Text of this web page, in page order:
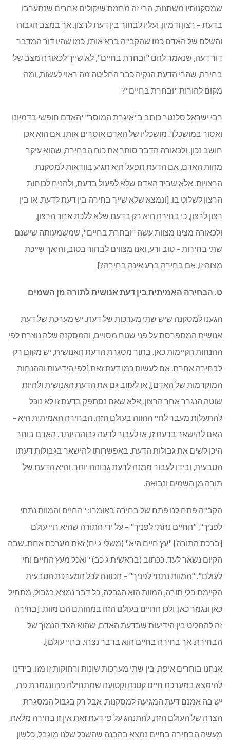
שמסקנותיו משתנות, הרי זה מחמת שיקולים אחרים שנתערבו
בדעת – רצון ודמיון. ועליו לבחור בין דעת לרצון. אך במצב הגבוה
והשלם של האדם כמו שהקב"ה ברא אותו, כמו שהיו דור המדבר
דור דעה, שנאמר להם "ובחרת בחיים", לא שייך לכאורה מצב של
בחירה, שהרי הדעת הנקיה כבר החליטה מה ראוי לעשות, ומה
מקום להורות "ובחרת בחיים"?
רבי ישראל סלנטר כותב ב"איגרת המוסר" 'האדם חופשי בדמיונו
ואסור במושכלו'. מושכליו של האדם אוסרים אותו, אם הוא אכן
חושב נכון, ולכאורה הדבר סותר את כוח הבחירה, שהוא עיקר
מהות האדם, אם הדעת תפעל היא תגיע בוודאות למסקנת
הרצויות, אלא שביד האדם שלא לפעול בדעת, ולהניח לכוחות
הרצון לשלוט בו. [ונמצא שלא שייך בחירה בין דעת לדעת, או בין
רצון לרצון, כי בחירה היא רק בדעת שלא ללכת אחר הרצון,
ולכאורה מצינו מצוות עשה "ובחרת בחיים", שמשמעותה שישנם
שתי בחירות – טוב ורע, ואנו מצווים לבחור בטוב, והיאך שייכת
מצוה זו, אם בחירה ברע אינה בחירה?].
ט. הבחירה האמיתית בין דעת אנושית לתורה מן השמים
הגענו למסקנה שיש שתי מערכות של דעת. יש מערכת של דעת
אנושית המתפרסת על פני שטח מסויים, והמסקנה שלה נוצרת לפי
ההנחות הקיימות כאן. בתוך מסגרת הדעת האנושית, יש מקום רק
לבחירה אחרת. אם לעשות כמו דעת זאת [לפי הידיעות וההנחות
המוקדמות של האדם], או לעזוב גם את הדעת האנושית ולהיות
שוטה הנגרר אחר הרצון, אלא שאם נסתפק בדעת זו לא נוכל
להתעלות מעבר לחיי ההווה בעולם הזה. הבחירה האמיתית היא –
האם להישאר בדעת זו, או לעבור לדעה גבוהה יותר. האדם בוחר
היכן לשים את גבולות הדעת. באפשרותו להישאר בגבולות דעתו
הטבעית, ובידו לעבור ממנה לדעת גבוהה יותר, והיא הדעת של
תורה מן השמים ונבואה.
הקב"ה פתח לנו פתח של בחירה באומרו: "החיים והמוות נתתי
לפניך". "החיים נתתי לפניך" – על ידי התורה שהיא חיי עולם
[ברכת התורה] "עץ חיים היא" (משלי ג יח) זאת מערכת אחת, שבה
הקיום נשאר לעד. ככתוב (בראשית ג כב) "ואכל מעץ החיים וחי
לעולם". "המוות נתתי לפניך" – הכוונה לכל המערכת הטבעית
הקיימת בלי תורה, המוות הוא הגבלה, כל דבר נמצא בגבול, מתחיל
כאן ונגמר כאן. ולכן החיים בעולם הזה במהותם הם מוות. [בחירה
זה להחליט בין הידיעות שבדעת האדם, שהוא הצד הנמוך של
הבחירה, אך בחירה בחיים הוא בדבר נצחי, בחיי עולם].
אנחנו בוחרים איפה, בין שתי מערכות שונות ורחוקות זו מזו. בידינו
להימצא במערכת חיים קטנה וקטועה שמתחילה פה ונגמרת פה,
יש בה אמנם דעת המגיעה למסקנות, אבל רק בגבול המסגרת
הצרה של העולם הזה, להתנהג על פי דעת זאת אין זו בחירה מלאה.
מעשה הבחירה בחיים נמצא בהבנה שהשכל שלנו מוגבל, כלשון